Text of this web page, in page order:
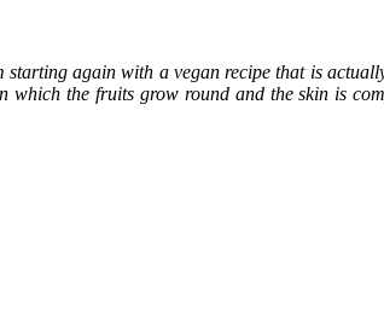
again with a vegan recipe that is
the fruits grow round and the skin is